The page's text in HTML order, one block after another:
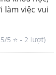
làm việc vui
5 ⭐ - 2 lượt)